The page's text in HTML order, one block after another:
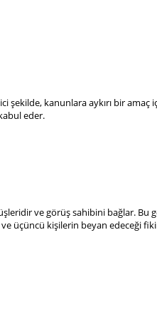
kanunlara aykırı bir amaç
eder.
ve görüş sahibini bağlar.
üçüncü kişilerin beyan edeceği